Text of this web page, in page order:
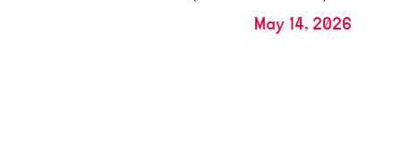
May 14, 2026